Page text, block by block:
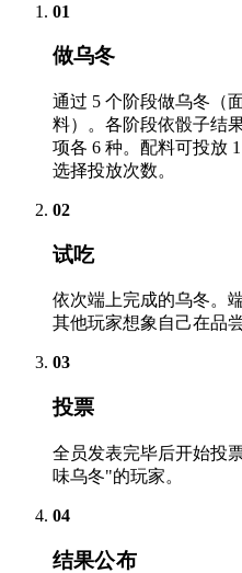
01
做乌冬
通过 5 个阶段做乌冬（
料）。各阶段依骰子结
项各 6 种。配料可投放
选择投放次数。
02
试吃
依次端上完成的乌冬。
其他玩家想象自己在品
03
投票
全员发表完毕后开始投
味乌冬"的玩家。
04
结果公布